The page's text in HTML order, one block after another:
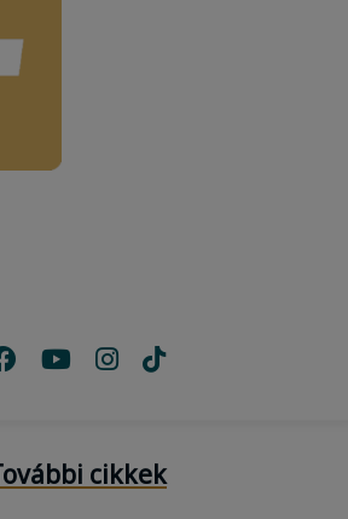
cikkek